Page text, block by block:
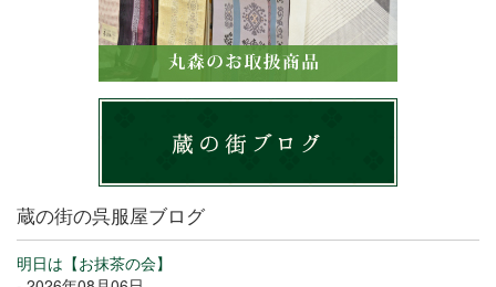
蔵の街の呉服屋ブログ
明日は【お抹茶の会】